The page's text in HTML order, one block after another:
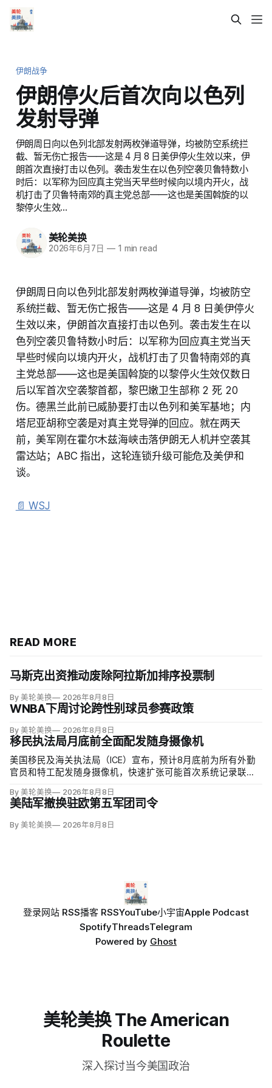
伊朗战争
伊朗停火后首次向以色列
发射导弹
伊朗周日向以色列北部发射两枚弹道导弹，均被防空系统拦
截、暂无伤亡报告——这是 4 月 8 日美伊停火生效以来，伊
朗首次直接打击以色列。袭击发生在以色列空袭贝鲁特数小
时后：以军称为回应真主党当天早些时候向以境内开火，战
机打击了贝鲁特南郊的真主党总部——这也是美国斡旋的以
黎停火生效…
美轮美换
2026年6月7日 —1 min read
伊朗周日向以色列北部发射两枚弹道导弹，均被防空
系统拦截、暂无伤亡报告——这是 4 月 8 日美伊停火
生效以来，伊朗首次直接打击以色列。袭击发生在以
色列空袭贝鲁特数小时后：以军称为回应真主党当天
早些时候向以境内开火，战机打击了贝鲁特南郊的真
主党总部——这也是美国斡旋的以黎停火生效仅数日
后以军首次空袭黎首都，黎巴嫩卫生部称 2 死 20
伤。德黑兰此前已威胁要打击以色列和美军基地；内
塔尼亚胡称空袭是对真主党导弹的回应。就在两天
前，美军刚在霍尔木兹海峡击落伊朗无人机并空袭其
雷达站；ABC 指出，这轮连锁升级可能危及美伊和
谈。
📄 WSJ
READ MORE
马斯克出资推动废除阿拉斯加排序投票制
By 美轮美换 2026年8月8日
WNBA下周讨论跨性别球员参赛政策
By 美轮美换 2026年8月8日
移民执法局月底前全面配发随身摄像机
美国移民及海关执法局（ICE）宣布，预计8月底前为所有外勤
官员和特工配发随身摄像机，快速扩张可能首次系统记录联邦
代理局长戴维·文图雷拉（David J. Venturella）称，涉及羁押中
重伤或死亡的录像若影响调查或隐私即…
By 美轮美换 2026年8月8日
美陆军撤换驻欧第五军团司令
By 美轮美换 2026年8月8日
登录网站 RSS播客 RSSYouTube小宇宙Apple Podcast
SpotifyThreadsTelegram
Powered by Ghost
美轮美换 The American
Roulette
深入探讨当今美国政治